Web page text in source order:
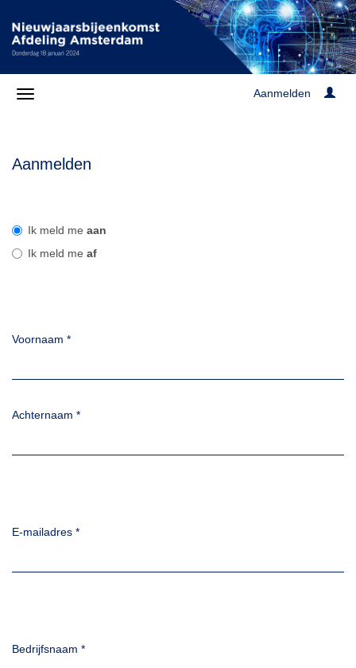
Aanmelden
Aanmelden
Ik meld me aan
Ik meld me af
Voornaam *
Achternaam *
E-mailadres *
Bedrijfsnaam *